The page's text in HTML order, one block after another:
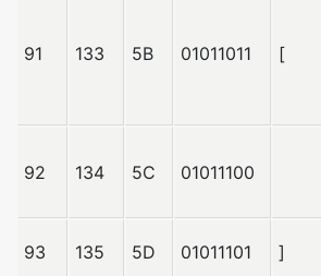
91 133 5B 01011011 [
92 134 5C 01011100
93 135 5D 01011101 ]